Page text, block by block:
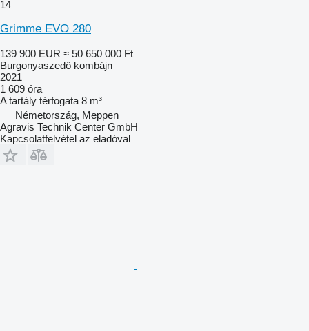
14
Grimme EVO 280
139 900 EUR ≈ 50 650 000 Ft
Burgonyaszedő kombájn
2021
1 609 óra
A tartály térfogata 8 m³
Németország, Meppen
Agravis Technik Center GmbH
Kapcsolatfelvétel az eladóval